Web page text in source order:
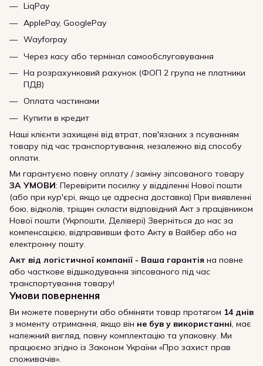
LiqPay
ApplePay, GooglePay
Wayforpay
Через касу або термінал самообслуговування
На розрахунковий рахунок (ФОП 2 група не платники
ПДВ)
Оплата частинами
Купити в кредит
Наші клієнти захищені від втрат, пов'язаних з псуванням
товару під час транспортування, незалежно від способу
оплати.
Ми гарантуємо повну оплату / заміну зіпсованого товару
ЗА УМОВИ: Перевірити посилку у відділенні Нової пошти
(або при кур'єрі, якщо це адресна доставка) При виявленні
бою, відколів, тріщин скласти відповідний Акт з працівником
Нової пошти (Укрпошти, Делівері) Зверніться до нас за
компенсацією, відправивши фото Акту в Вайбер або на
електронну пошту.
Акт від логістичної компанії - Ваша гарантія на повне
або часткове відшкодування зіпсованого під час
транспортування товару!
Умови повернення
Ви можете повернути або обміняти товар протягом 14 днів
з моменту отримання, якщо він не був у використанні, має
належний вигляд, повну комплектацію та упаковку. Ми
працюємо згідно із Законом України «Про захист прав
споживачів».